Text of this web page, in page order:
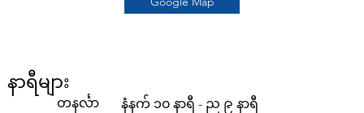
နာရီများ
တနင်္လာ
နံနက် ၁၀ နာရီ - ည ၉ နာရီ